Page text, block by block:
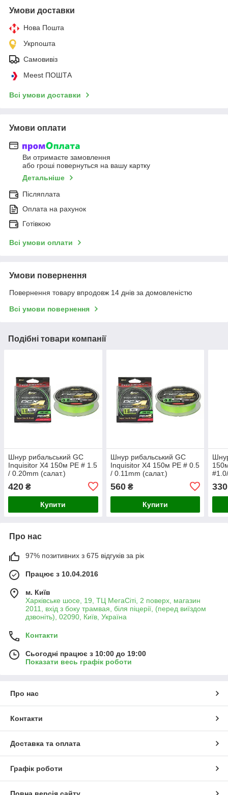
Умови доставки
Нова Пошта
Укрпошта
Самовивіз
Meest ПОШТА
Всі умови доставки
Умови оплати
Ви отримаєте замовлення
або гроші повернуться на вашу картку
Детальніше
Післяплата
Оплата на рахунок
Готівкою
Всі умови оплати
Умови повернення
Повернення товару впродовж 14 днів за домовленістю
Всі умови повернення
Подібні товари компанії
Шнур рибальський GC
Inquisitor X4 150м PE # 1.5
/ 0.20mm (салат.)
420 ₴
Купити
Шнур рибальський GC
Inquisitor X4 150м PE # 0.5
/ 0.11mm (салат.)
560₴
Купити
330
Про нас
97% позитивних з 675 відгуків за рік
Працює з 10.04.2016
м. Київ
Харківське шосе, 19, ТЦ МегаСіті, 2 поверх, магазин
2011, вхід з боку трамвая, біля піцерії, (перед виїздом
дзвоніть), 02090, Київ, Україна
Контакти
Сьогодні працює з 10:00 до 19:00
Показати весь графік роботи
Про нас
Контакти
Доставка та оплата
Графік роботи